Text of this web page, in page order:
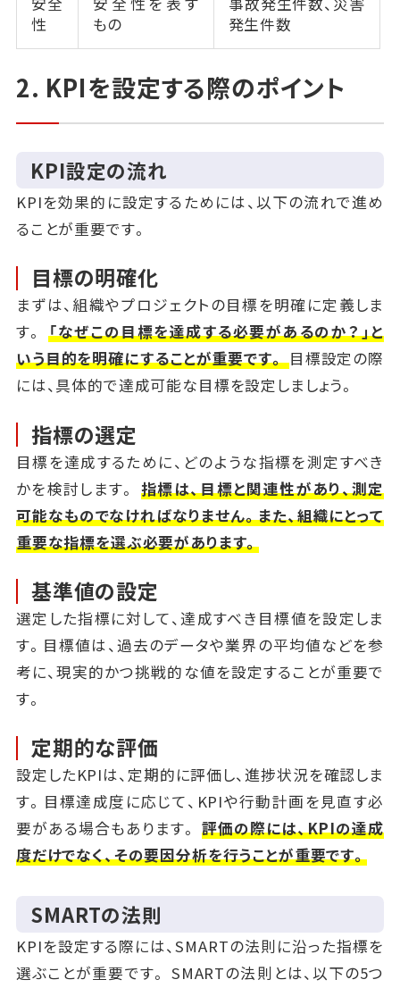
性
もの
発生件数
2. KPIを設定する際のポイント
KPI設定の流れ
KPIを効果的に設定するためには、以下の流れで進め
ることが重要です。
目標の明確化
まずは、組織やプロジェクトの目標を明確に定義しま
す。「なぜこの目標を達成する必要があるのか？」と
いう目的を明確にすることが重要です。目標設定の際
には、具体的で達成可能な目標を設定しましょう。
指標の選定
目標を達成するために、どのような指標を測定すべき
かを検討します。指標は、目標と関連性があり、測定
可能なものでなければなりません。また、組織にとって
重要な指標を選ぶ必要があります。
基準値の設定
選定した指標に対して、達成すべき目標値を設定しま
す。目標値は、過去のデータや業界の平均値などを参
考に、現実的かつ挑戦的な値を設定することが重要で
す。
定期的な評価
設定したKPIは、定期的に評価し、進捗状況を確認しま
す。目標達成度に応じて、KPIや行動計画を見直す必
要がある場合もあります。 評価の際には、KPIの達成
度だけでなく、その要因分析を行うことが重要です。
SMARTの法則
KPIを設定する際には、SMARTの法則に沿った指標を
選ぶことが重要です。 SMARTの法則とは、以下の5つ